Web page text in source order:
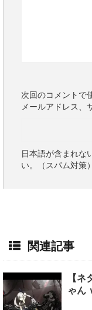
次回のコメントで
メールアドレス、
日本語が含まれな
い。（スパム対策）
関連記事
【
ゃん